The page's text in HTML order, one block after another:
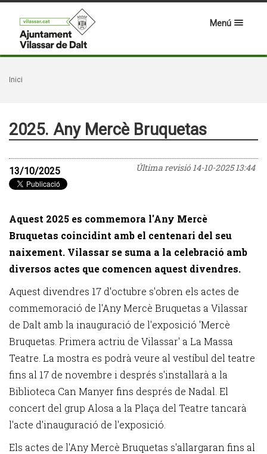
Menú
Inici
2025. Any Mercè Bruquetas
Última revisió14-10-2025 13:44
13/10/2025
Aquest 2025 es commemora l'Any Mercè
Bruquetas coincidint amb el centenari del seu
naixement. Vilassar se suma a la celebració amb
diversos actes que comencen aquest divendres.
Aquest divendres 17 d'octubre s'obren els actes de
commemoració de l'Any Mercè Bruquetas a Vilassar
de Dalt amb la inauguració de l'exposició 'Mercè
Bruquetas. Primera actriu de Vilassar' a La Massa
Teatre. La mostra es podrà veure al vestíbul del teatre
fins al 17 de novembre i després s'instal·larà a la
Biblioteca Can Manyer fins després de Nadal. El
concert del grup Alosa a la Plaça del Teatre tancarà
l'acte d'inauguració de l'exposició.
Els actes de l'Any Mercè Bruquetas s'allargaran fins al